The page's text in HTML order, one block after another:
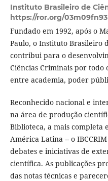
Instituto Brasileiro de
https://ror.org/03m09fn93
Fundado em 1992, após o
Paulo, o Instituto Brasileiro
contribui para o
Ciências Criminais por todo
entre academia, poder
Reconhecido nacional e
na área de produção
Biblioteca, a mais completa
América Latina -- o
debates e iniciativas de
científica. As publicações
das notas técnicas e